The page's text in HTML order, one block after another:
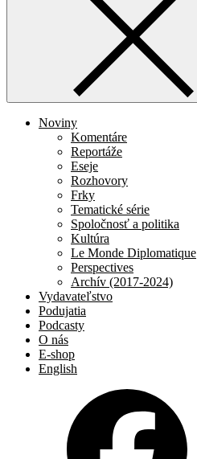
Noviny
Komentáre
Reportáže
Eseje
Rozhovory
Frky
Tematické série
Spoločnosť a politika
Kultúra
Le Monde Diplomatique
Perspectives
Archív (2017-2024)
Vydavateľstvo
Podujatia
Podcasty
O nás
E-shop
English